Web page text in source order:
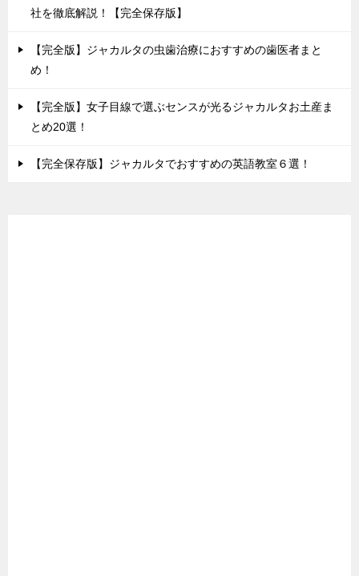
社を徹底解説！【完全保存版】
【完全版】ジャカルタの虫歯治療におすすめの歯医者まと
め！
【完全版】女子目線で選ぶセンスが光るジャカルタお土産ま
とめ20選！
【完全保存版】ジャカルタでおすすめの英語教室６選！